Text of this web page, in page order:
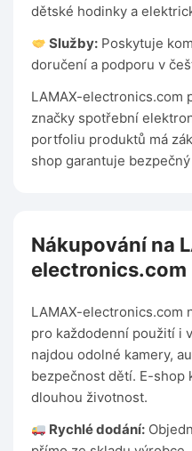
dětské hodinky a
Služby: Poskytuje
doručení a podporu v
LAMAX-electronics.com
značky spotřební
portfoliu produktů má
shop garantuje
Nákupování na
electronics.com
LAMAX-electronics.com
pro každodenní použití i
najdou odolné kamery,
bezpečnost dětí. E-shop
dlouhou životnost.
Rychlé dodání: